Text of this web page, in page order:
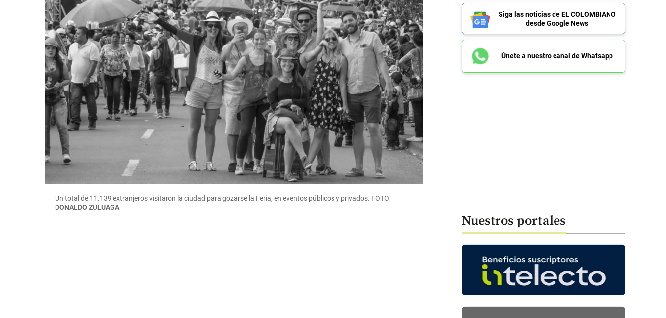
Un total de 11.139 extranjeros visitaron la ciudad para gozarse la Feria, en eventos públicos y privados. FOTO
DONALDO ZULUAGA
Siga las noticias de EL COLOMBIANO
desde Google News
Únete a nuestro canal de Whatsapp
Nuestros portales